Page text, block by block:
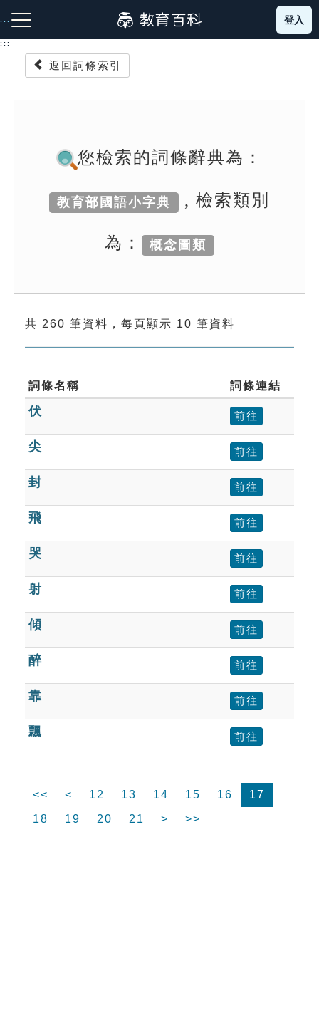
到
主
:::
成語故事
索引選單
單字索引
生命大百科索引
遊戲專區
教學應用
貓頭鷹博士
登入
:::
返回詞條索引
您檢索的詞條辭典為：
教育部國語小字典 , 檢索類別
為： 概念圖類
共 260 筆資料，每頁顯示 10 筆資料
詞條名稱 詞條連結
伏 前往
尖 前往
封 前往
飛 前往
哭 前往
射 前往
傾 前往
醉 前往
靠 前往
飄 前往
<< < 12 13 14 15 16
17
18
19 20 21 > >>